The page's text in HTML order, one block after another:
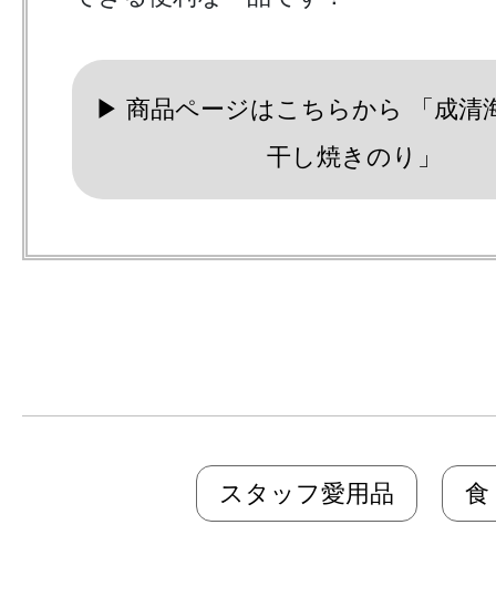
▶︎ 商品ページはこちらから 「成清
干し焼きのり」
スタッフ愛用品 食